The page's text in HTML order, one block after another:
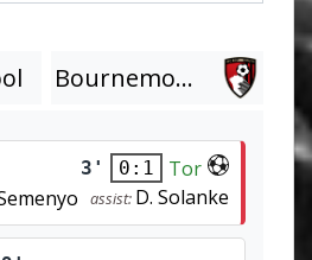
Bournemouth
3' 0:1
Tor
assist: D. Solanke